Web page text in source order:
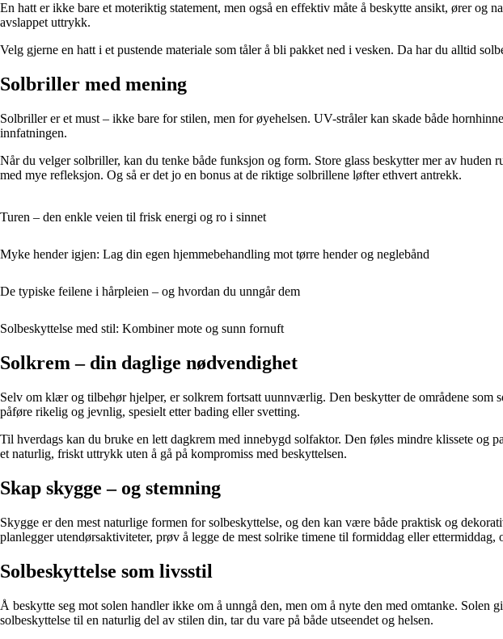
En hatt er ikke bare et moteriktig statement, men også en effektiv måte å beskytte ansikt, ører og
avslappet uttrykk.
Velg gjerne en hatt i et pustende materiale som tåler å bli pakket ned i vesken. Da har du alltid
Solbriller med mening
Solbriller er et must – ikke bare for stilen, men for øyehelsen. UV-stråler kan skade både
innfatningen.
Når du velger solbriller, kan du tenke både funksjon og form. Store glass beskytter mer av
med mye refleksjon. Og så er det jo en bonus at de riktige solbrillene løfter ethvert antrekk.
Turen – den enkle veien til frisk energi og ro i sinnet
Myke hender igjen: Lag din egen hjemmebehandling mot tørre hender og neglebånd
De typiske feilene i hårpleien – og hvordan du unngår dem
Solbeskyttelse med stil: Kombiner mote og sunn fornuft
Solkrem – din daglige nødvendighet
Selv om klær og tilbehør hjelper, er solkrem fortsatt uunnværlig. Den beskytter de områdene som
påføre rikelig og jevnlig, spesielt etter bading eller svetting.
Til hverdags kan du bruke en lett dagkrem med innebygd solfaktor. Den føles mindre klissete og
et naturlig, friskt uttrykk uten å gå på kompromiss med beskyttelsen.
Skap skygge – og stemning
Skygge er den mest naturlige formen for solbeskyttelse, og den kan være både praktisk og
planlegger utendørsaktiviteter, prøv å legge de mest solrike timene til formiddag eller ettermiddag,
Solbeskyttelse som livsstil
Å beskytte seg mot solen handler ikke om å unngå den, men om å nyte den med omtanke.
solbeskyttelse til en naturlig del av stilen din, tar du vare på både utseendet og helsen.